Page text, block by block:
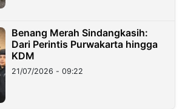
Benang Merah Sindangkasih:
Dari Perintis Purwakarta hingga
KDM
21/07/2026 - 09:22